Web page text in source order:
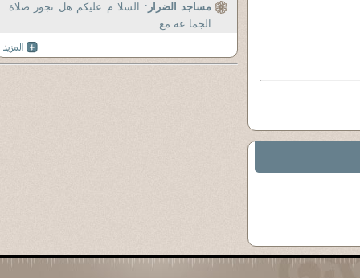
مساجد الضرار : السلا م عليكم هل تجوز صلاة
الجما عة مع...